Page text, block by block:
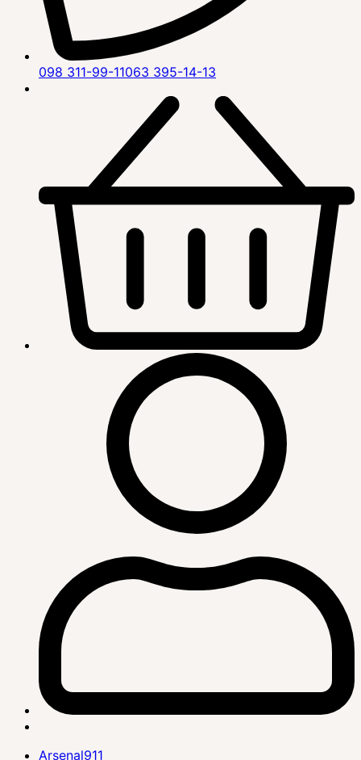
098 311-99-11063 395-14-13
Arsenal911